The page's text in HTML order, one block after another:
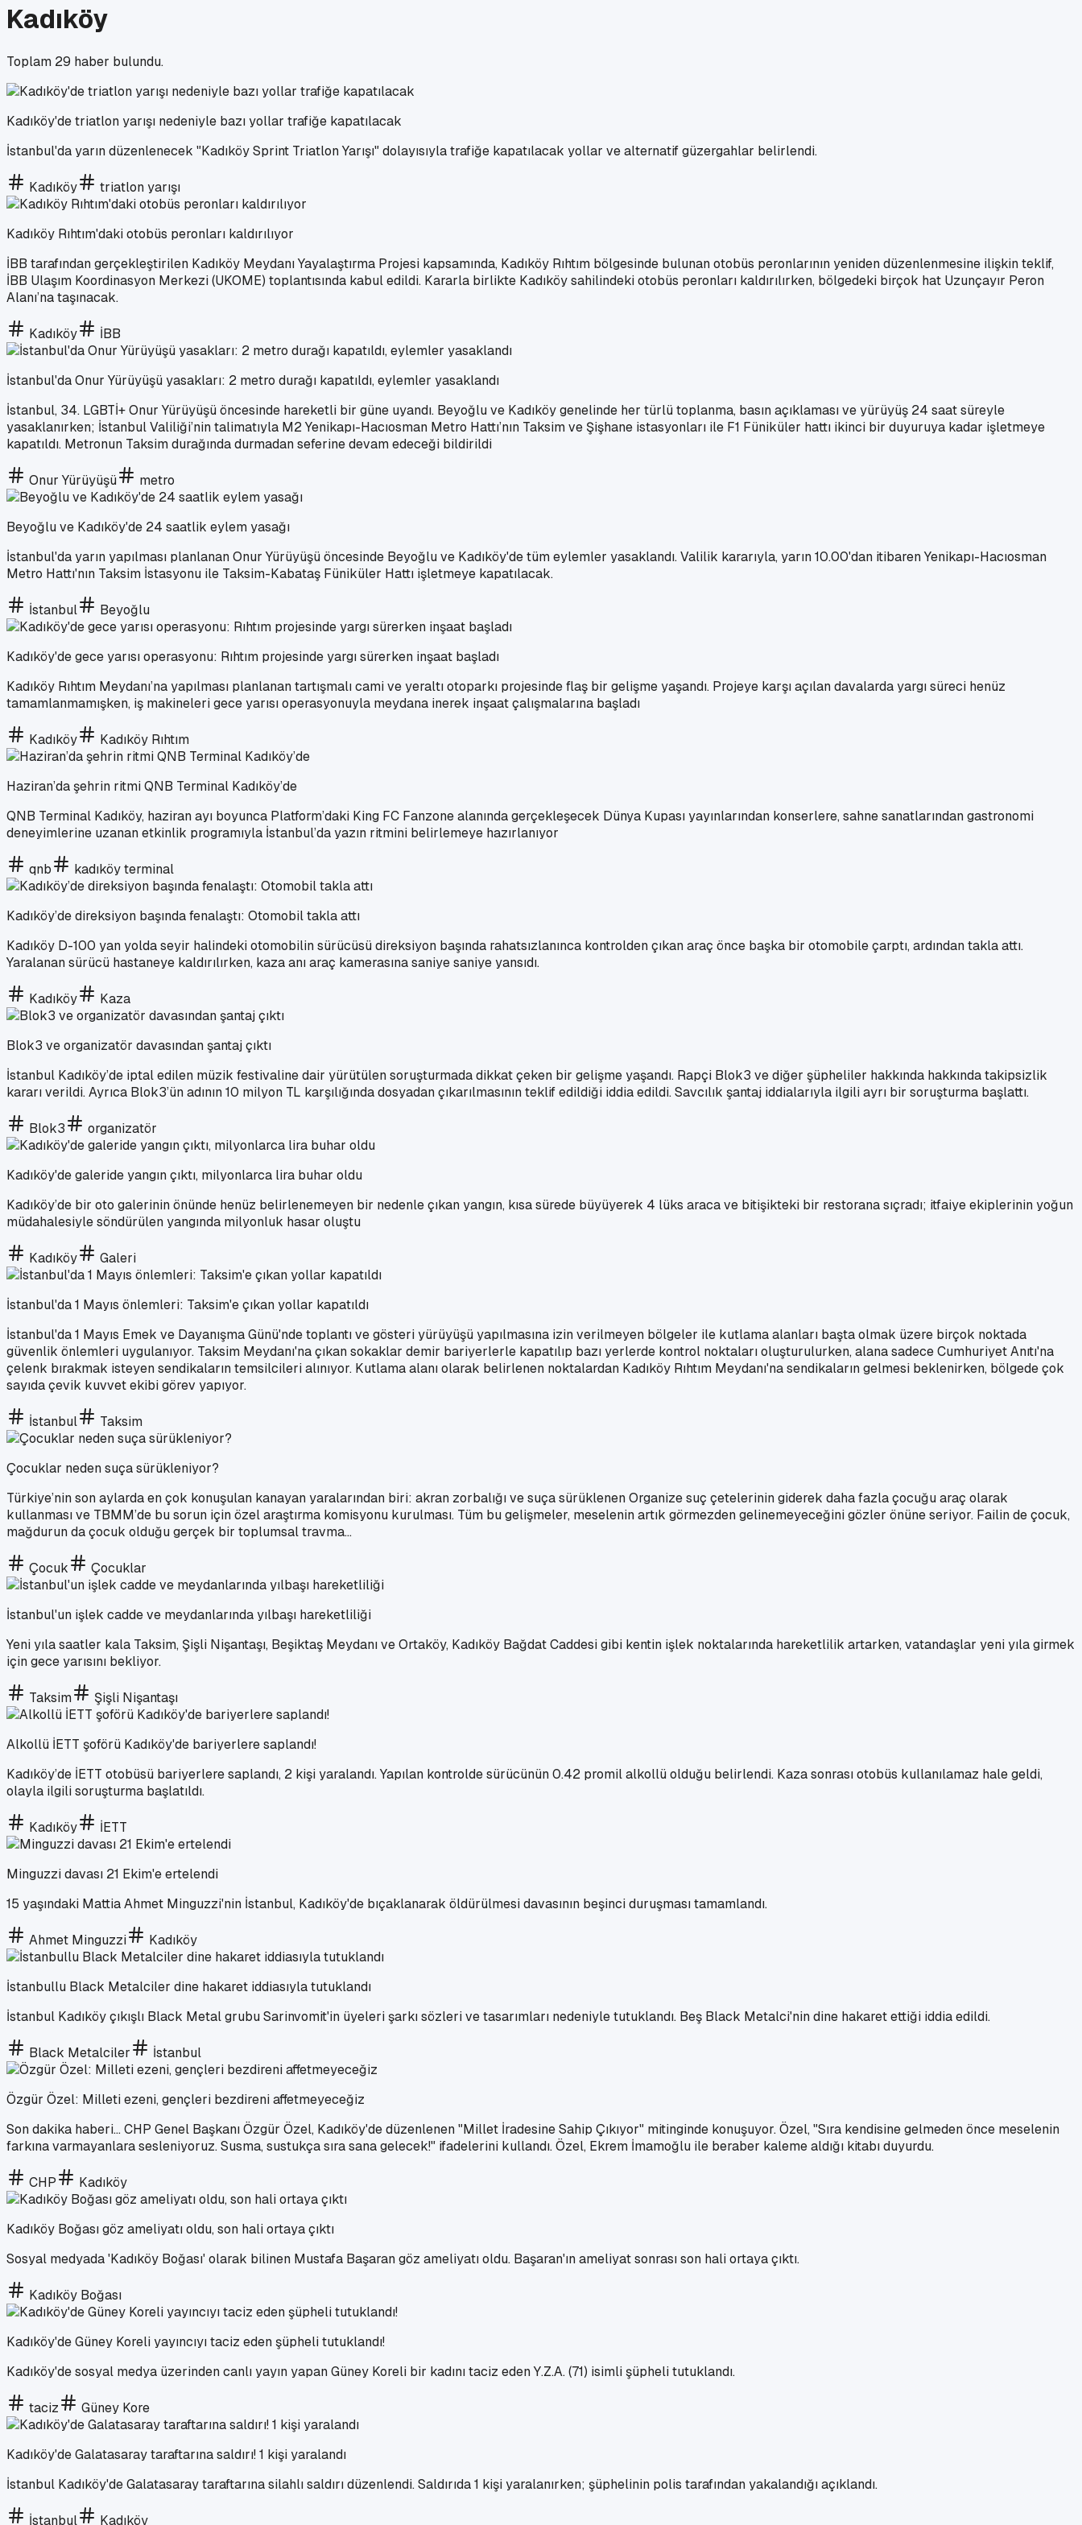
Kadıköy
Toplam 29 haber bulundu.
Kadıköy'de triatlon yarışı nedeniyle bazı yollar trafiğe kapatılacak
İstanbul'da yarın düzenlenecek "Kadıköy Sprint Triatlon Yarışı" dolayısıyla trafiğe kapatılacak yollar ve alternatif güzergahlar belirlendi.
Kadıköy triatlon yarışı
Kadıköy Rıhtım'daki otobüs peronları kaldırılıyor
İBB tarafından gerçekleştirilen Kadıköy Meydanı Yayalaştırma Projesi kapsamında, Kadıköy Rıhtım bölgesinde bulunan otobüs peronlarının yeniden düzenlenmesine ilişkin teklif,
İBB Ulaşım Koordinasyon Merkezi (UKOME) toplantısında kabul edildi. Kararla birlikte Kadıköy sahilindeki otobüs peronları kaldırılırken, bölgedeki birçok hat Uzunçayır Peron
Alanı’na taşınacak.
Kadıköy İBB
İstanbul'da Onur Yürüyüşü yasakları: 2 metro durağı kapatıldı, eylemler yasaklandı
İstanbul, 34. LGBTİ+ Onur Yürüyüşü öncesinde hareketli bir güne uyandı. Beyoğlu ve Kadıköy genelinde her türlü toplanma, basın açıklaması ve yürüyüş 24 saat süreyle
yasaklanırken; İstanbul Valiliği’nin talimatıyla M2 Yenikapı-Hacıosman Metro Hattı’nın Taksim ve Şişhane istasyonları ile F1 Füniküler hattı ikinci bir duyuruya kadar işletmeye
kapatıldı. Metronun Taksim durağında durmadan seferine devam edeceği bildirildi
Onur Yürüyüşü metro
Beyoğlu ve Kadıköy'de 24 saatlik eylem yasağı
İstanbul'da yarın yapılması planlanan Onur Yürüyüşü öncesinde Beyoğlu ve Kadıköy'de tüm eylemler yasaklandı. Valilik kararıyla, yarın 10.00'dan itibaren Yenikapı-Hacıosman
Metro Hattı'nın Taksim İstasyonu ile Taksim-Kabataş Füniküler Hattı işletmeye kapatılacak.
İstanbul Beyoğlu
Kadıköy'de gece yarısı operasyonu: Rıhtım projesinde yargı sürerken inşaat başladı
Kadıköy Rıhtım Meydanı’na yapılması planlanan tartışmalı cami ve yeraltı otoparkı projesinde flaş bir gelişme yaşandı. Projeye karşı açılan davalarda yargı süreci henüz
tamamlanmamışken, iş makineleri gece yarısı operasyonuyla meydana inerek inşaat çalışmalarına başladı
Kadıköy Kadıköy Rıhtım
Haziran’da şehrin ritmi QNB Terminal Kadıköy’de
QNB Terminal Kadıköy, haziran ayı boyunca Platform’daki King FC Fanzone alanında gerçekleşecek Dünya Kupası yayınlarından konserlere, sahne sanatlarından gastronomi
deneyimlerine uzanan etkinlik programıyla İstanbul’da yazın ritmini belirlemeye hazırlanıyor
qnb kadıköy terminal
Kadıköy’de direksiyon başında fenalaştı: Otomobil takla attı
Kadıköy D-100 yan yolda seyir halindeki otomobilin sürücüsü direksiyon başında rahatsızlanınca kontrolden çıkan araç önce başka bir otomobile çarptı, ardından takla attı.
Yaralanan sürücü hastaneye kaldırılırken, kaza anı araç kamerasına saniye saniye yansıdı.
Kadıköy Kaza
Blok3 ve organizatör davasından şantaj çıktı
İstanbul Kadıköy’de iptal edilen müzik festivaline dair yürütülen soruşturmada dikkat çeken bir gelişme yaşandı. Rapçi Blok3 ve diğer şüpheliler hakkında hakkında takipsizlik
kararı verildi. Ayrıca Blok3’ün adının 10 milyon TL karşılığında dosyadan çıkarılmasının teklif edildiği iddia edildi. Savcılık şantaj iddialarıyla ilgili ayrı bir soruşturma başlattı.
Blok3 organizatör
Kadıköy'de galeride yangın çıktı, milyonlarca lira buhar oldu
Kadıköy’de bir oto galerinin önünde henüz belirlenemeyen bir nedenle çıkan yangın, kısa sürede büyüyerek 4 lüks araca ve bitişikteki bir restorana sıçradı; itfaiye ekiplerinin yoğun
müdahalesiyle söndürülen yangında milyonluk hasar oluştu
Kadıköy Galeri
İstanbul'da 1 Mayıs önlemleri: Taksim'e çıkan yollar kapatıldı
İstanbul'da 1 Mayıs Emek ve Dayanışma Günü'nde toplantı ve gösteri yürüyüşü yapılmasına izin verilmeyen bölgeler ile kutlama alanları başta olmak üzere birçok noktada
güvenlik önlemleri uygulanıyor. Taksim Meydanı'na çıkan sokaklar demir bariyerlerle kapatılıp bazı yerlerde kontrol noktaları oluşturulurken, alana sadece Cumhuriyet Anıtı'na
çelenk bırakmak isteyen sendikaların temsilcileri alınıyor. Kutlama alanı olarak belirlenen noktalardan Kadıköy Rıhtım Meydanı'na sendikaların gelmesi beklenirken, bölgede çok
sayıda çevik kuvvet ekibi görev yapıyor.
İstanbul Taksim
Çocuklar neden suça sürükleniyor?
Türkiye’nin son aylarda en çok konuşulan kanayan yaralarından biri: akran zorbalığı ve suça sürüklenen Organize suç çetelerinin giderek daha fazla çocuğu araç olarak
kullanması ve TBMM’de bu sorun için özel araştırma komisyonu kurulması. Tüm bu gelişmeler, meselenin artık görmezden gelinemeyeceğini gözler önüne seriyor. Failin de çocuk,
mağdurun da çocuk olduğu gerçek bir toplumsal travma…
Çocuk Çocuklar
İstanbul'un işlek cadde ve meydanlarında yılbaşı hareketliliği
Yeni yıla saatler kala Taksim, Şişli Nişantaşı, Beşiktaş Meydanı ve Ortaköy, Kadıköy Bağdat Caddesi gibi kentin işlek noktalarında hareketlilik artarken, vatandaşlar yeni yıla girmek
için gece yarısını bekliyor.
Taksim Şişli Nişantaşı
Alkollü İETT şoförü Kadıköy'de bariyerlere saplandı!
Kadıköy’de İETT otobüsü bariyerlere saplandı, 2 kişi yaralandı. Yapılan kontrolde sürücünün 0.42 promil alkollü olduğu belirlendi. Kaza sonrası otobüs kullanılamaz hale geldi,
olayla ilgili soruşturma başlatıldı.
Kadıköy İETT
Minguzzi davası 21 Ekim'e ertelendi
15 yaşındaki Mattia Ahmet Minguzzi'nin İstanbul, Kadıköy'de bıçaklanarak öldürülmesi davasının beşinci duruşması tamamlandı.
Ahmet Minguzzi Kadıköy
İstanbullu Black Metalciler dine hakaret iddiasıyla tutuklandı
İstanbul Kadıköy çıkışlı Black Metal grubu Sarinvomit'in üyeleri şarkı sözleri ve tasarımları nedeniyle tutuklandı. Beş Black Metalci'nin dine hakaret ettiği iddia edildi.
Black Metalciler İstanbul
Özgür Özel: Milleti ezeni, gençleri bezdireni affetmeyeceğiz
Son dakika haberi... CHP Genel Başkanı Özgür Özel, Kadıköy'de düzenlenen "Millet İradesine Sahip Çıkıyor" mitinginde konuşuyor. Özel, "Sıra kendisine gelmeden önce meselenin
farkına varmayanlara sesleniyoruz. Susma, sustukça sıra sana gelecek!" ifadelerini kullandı. Özel, Ekrem İmamoğlu ile beraber kaleme aldığı kitabı duyurdu.
CHP Kadıköy
Kadıköy Boğası göz ameliyatı oldu, son hali ortaya çıktı
Sosyal medyada 'Kadıköy Boğası' olarak bilinen Mustafa Başaran göz ameliyatı oldu. Başaran'ın ameliyat sonrası son hali ortaya çıktı.
Kadıköy Boğası
Kadıköy'de Güney Koreli yayıncıyı taciz eden şüpheli tutuklandı!
Kadıköy'de sosyal medya üzerinden canlı yayın yapan Güney Koreli bir kadını taciz eden Y.Z.A. (71) isimli şüpheli tutuklandı.
taciz Güney Kore
Kadıköy'de Galatasaray taraftarına saldırı! 1 kişi yaralandı
İstanbul Kadıköy'de Galatasaray taraftarına silahlı saldırı düzenlendi. Saldırıda 1 kişi yaralanırken; şüphelinin polis tarafından yakalandığı açıklandı.
İstanbul Kadıköy